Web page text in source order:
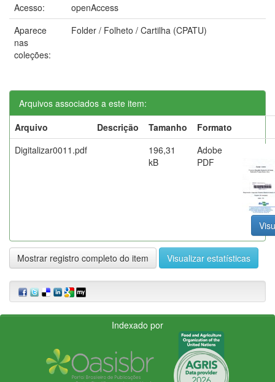
Acesso:
openAccess
Aparece
nas
coleções:
Folder / Folheto / Cartilha (CPATU)
Arquivos associados a este item:
Arquivo
Descrição Tamanho
Formato
Digitalizar0011.pdf
196,31
kB
Adobe
PDF
Mostrar registro completo do item Visualizar estatísticas
Indexado por